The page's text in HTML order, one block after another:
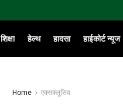
शिक्षा हेल्थ हादसा हाईकोर्ट न्यूज
Home एक्सक्लूसिव